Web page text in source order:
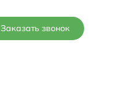
Заказать звонок